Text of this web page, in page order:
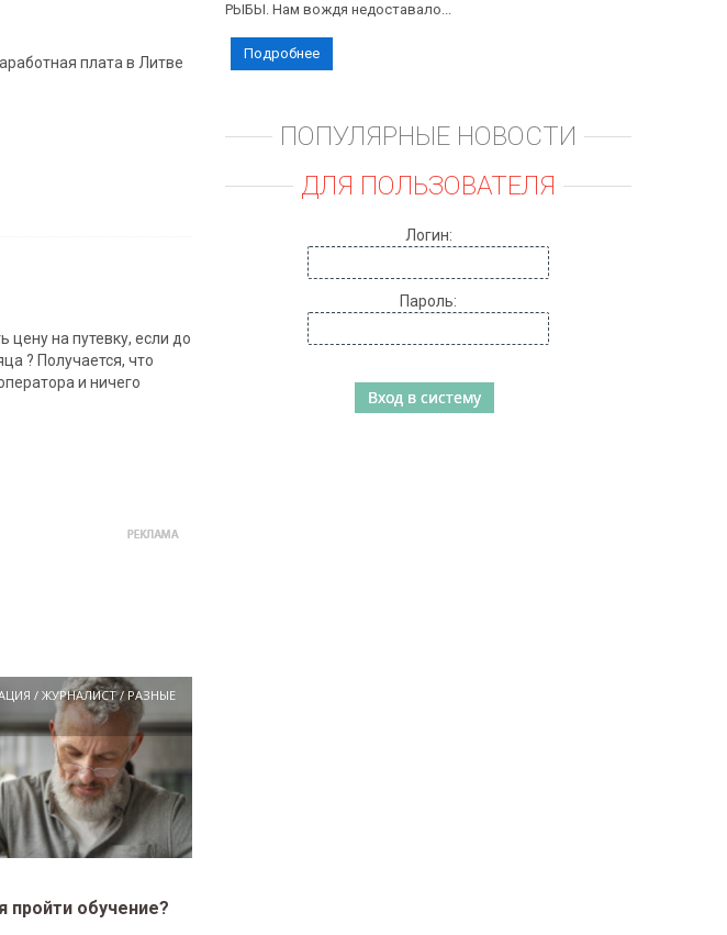
плата в Литве
цену на путевку, если до
? Получается, что
и ничего
/ЖУРНАЛИСТ/ РАЗНЫЕ
пройти обучение?
РЫБЫ. Нам вождя недоставало...
Подробнее
ПОПУЛЯРНЫЕ НОВОСТИ
ДЛЯ ПОЛЬЗОВАТЕЛЯ
Логин:
Пароль: